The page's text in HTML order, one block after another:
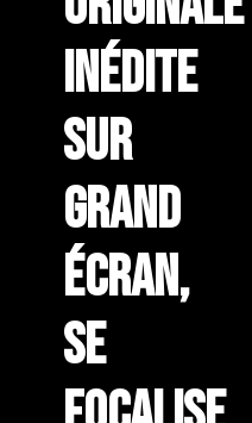
inédite
sur
grand
écran,
se